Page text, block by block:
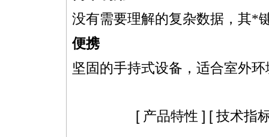
没有需要理解的复杂数据，其*
便携
坚固的手持式设备，适合室外环
[ 产品特性 ] [技术指